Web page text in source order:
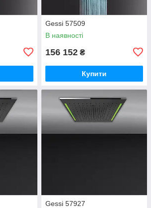
Gessi 57509
В наявності
156 152 ₴
Купити
Gessi 57927